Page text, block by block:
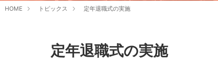
HOME トピックス 定年退職式の実施
定年退職式の実施